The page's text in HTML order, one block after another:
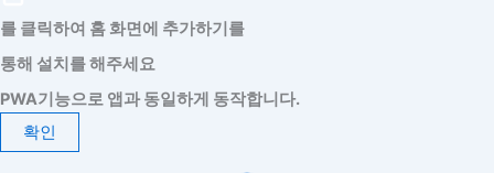
를 클릭하여 홈 화면에 추가하기를
통해 설치를 해주세요
PWA기능으로 앱과 동일하게 동작합니다.
확인